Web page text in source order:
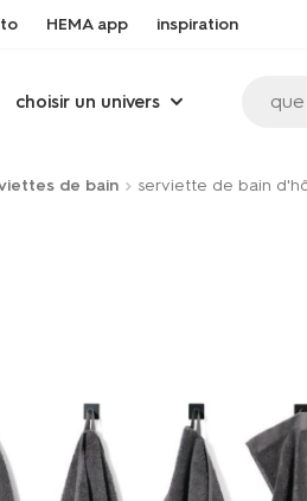
HEMA app inspiration
choisir un univers
de bain serviette de bain